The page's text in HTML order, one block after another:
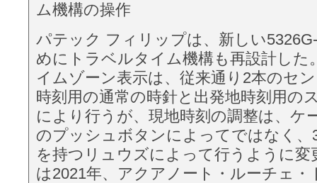
ム機構の操作
パテック フィリップは、新しい
めにトラベルタイム機構も再設計した
イムゾーン表示は、従来通り2本のセ
時刻用の通常の時針と出発地時刻用の
により行うが、現地時刻の調整は、ケ
のプッシュボタンによってではなく
を持つリュウズによって行うように変
は2021年、アクアノート・ルーチェ